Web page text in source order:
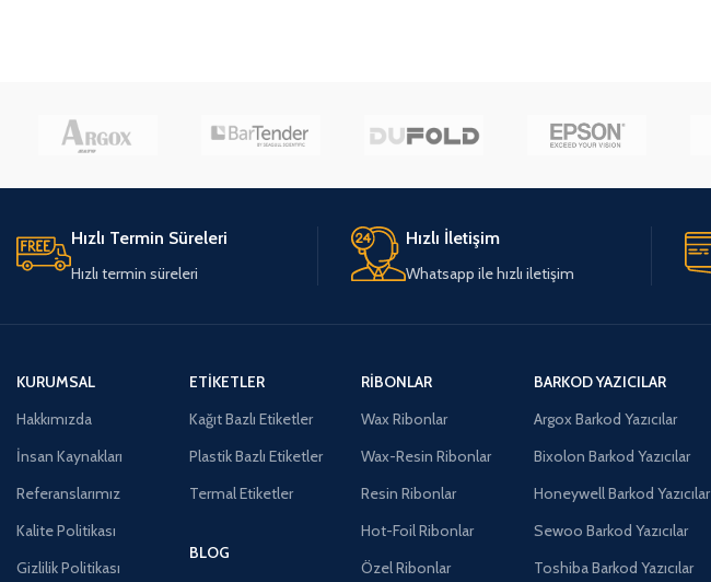
Hızlı Termin Süreleri
Hızlı termin süreleri
Hızlı İletişim
Whatsapp ile hızlı iletişim
KURUMSAL
Hakkımızda
İnsan Kaynakları
Referanslarımız
Kalite Politikası
Gizlilik Politikası
ETIKETLER
Kağıt Bazlı Etiketler
Plastik Bazlı Etiketler
Termal Etiketler
BLOG
RIBONLAR
Wax Ribonlar
Wax-Resin Ribonlar
Resin Ribonlar
Hot-Foil Ribonlar
Özel Ribonlar
BARKOD YAZICILAR
Argox Barkod Yazıcılar
Bixolon Barkod Yazıcılar
Honeywell Barkod Yazıcılar
Sewoo Barkod Yazıcılar
Toshiba Barkod Yazıcılar